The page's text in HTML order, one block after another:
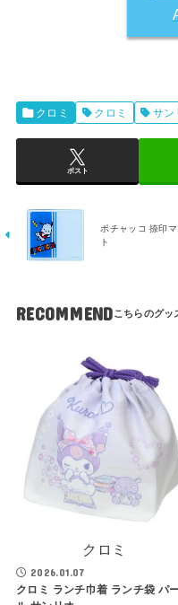
クロミ クロミ サン
ポスト
ポチャッコ 捺印マ
ト
RECOMMEND
クロミ
2026.01.07
クロミ ランチ巾着 ランチ袋 パ